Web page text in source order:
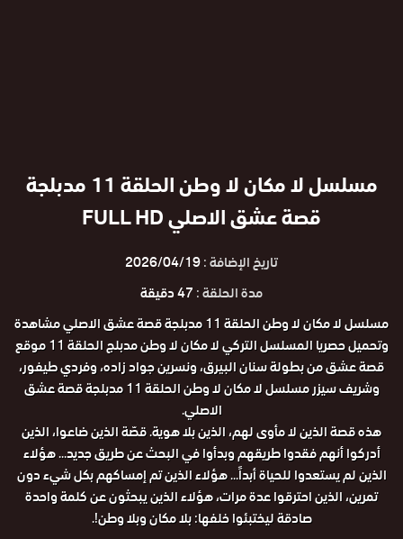
مسلسل لا مكان لا وطن الحلقة 11 مدبلجة
قصة عشق الاصلي FULL HD
تاريخ الإضافة :2026/04/19
مدة الحلقة :47 دقيقة
مسلسل لا مكان لا وطن الحلقة 11 مدبلجة قصة عشق الاصلي مشاهدة
وتحميل حصريا المسلسل التركي لا مكان لا وطن مدبلج الحلقة 11 موقع
قصة عشق من بطولة سنان البيرق، ونسرين جواد زاده، وفردي طيفور،
وشريف سيزر مسلسل لا مكان لا وطن الحلقة 11 مدبلجة قصة عشق
الاصلي.
هذه قصة الذين لا مأوى لهم، الذين بلا هوية. قصّة الذين ضاعوا، الذين
أدركوا أنهم فقدوا طريقهم وبدأوا في البحث عن طريق جديد... هؤلاء
الذين لم يستعدوا للحياة أبداً... هؤلاء الذين تم إمساكهم بكل شيء دون
تمرين، الذين احترقوا عدة مرات، هؤلاء الذين يبحثون عن كلمة واحدة
صادقة ليختبئوا خلفها: بلا مكان وبلا وطن!.